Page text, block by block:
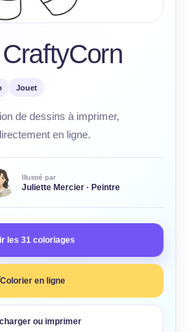
Jouet
de dessins à imprimer,
en ligne.
Illustré par
Juliette Mercier · Peintre
les 31 coloriages
Colorier en ligne
ou imprimer